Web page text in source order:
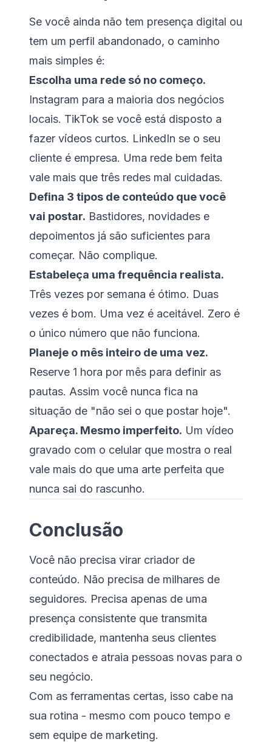
Se você ainda não tem presença digital ou
tem um perfil abandonado, o caminho
mais simples é:
Escolha uma rede só no começo.
Instagram para a maioria dos negócios
locais. TikTok se você está disposto a
fazer vídeos curtos. LinkedIn se o seu
cliente é empresa. Uma rede bem feita
vale mais que três redes mal cuidadas.
Defina 3 tipos de conteúdo que você
vai postar. Bastidores, novidades e
depoimentos já são suficientes para
começar. Não complique.
Estabeleça uma frequência realista.
Três vezes por semana é ótimo. Duas
vezes é bom. Uma vez é aceitável. Zero é
o único número que não funciona.
Planeje o mês inteiro de uma vez.
Reserve 1 hora por mês para definir as
pautas. Assim você nunca fica na
situação de "não sei o que postar hoje".
Apareça. Mesmo imperfeito. Um vídeo
gravado com o celular que mostra o real
vale mais do que uma arte perfeita que
nunca sai do rascunho.
Conclusão
Você não precisa virar criador de
conteúdo. Não precisa de milhares de
seguidores. Precisa apenas de uma
presença consistente que transmita
credibilidade, mantenha seus clientes
conectados e atraia pessoas novas para o
seu negócio.
Com as ferramentas certas, isso cabe na
sua rotina - mesmo com pouco tempo e
sem equipe de marketing.